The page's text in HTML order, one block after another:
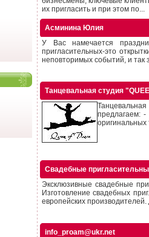
их пригласить и при этом по...
Асминина Юлия
У Вас намечается
пригласительных-это
неповторимых событий, и так
Танцевальная студия
предлагаем: -
оригинальных
Свадебные
Эксклюзивные свадебные
Изготовление свадебных
европейских производителей.
info_proam@ukr.net